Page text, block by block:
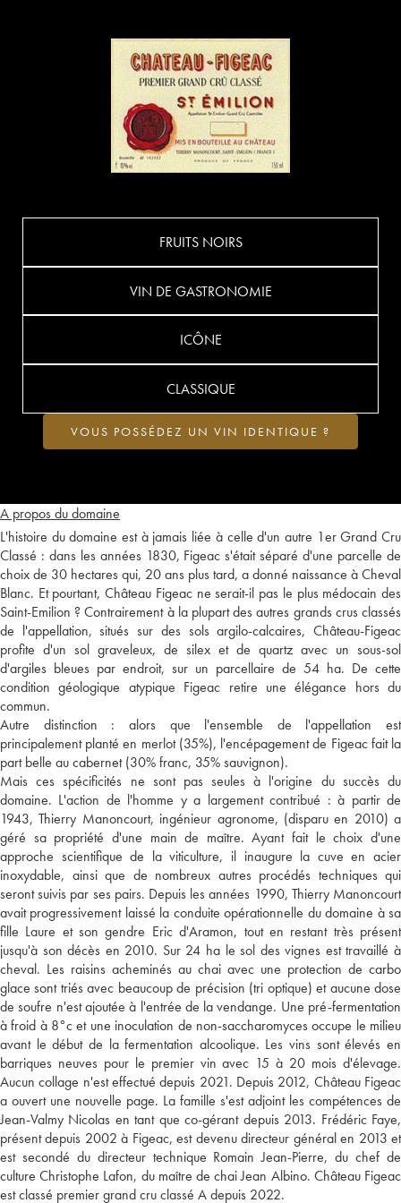
A propos du domaine
L'histoire du domaine est à jamais liée à celle d'un autre 1er Grand Cru
Classé : dans les années 1830, Figeac s'était séparé d'une parcelle de
choix de 30 hectares qui, 20 ans plus tard, a donné naissance à Cheval
Blanc. Et pourtant, Château Figeac ne serait-il pas le plus médocain des
Saint-Emilion ? Contrairement à la plupart des autres grands crus classés
de l'appellation, situés sur des sols argilo-calcaires, Château-Figeac
profite d'un sol graveleux, de silex et de quartz avec un sous-sol
d'argiles bleues par endroit, sur un parcellaire de 54 ha. De cette
condition géologique atypique Figeac retire une élégance hors du
commun.
Autre distinction : alors que l'ensemble de l'appellation est
principalement planté en merlot (35%), l'encépagement de Figeac fait la
part belle au cabernet (30% franc, 35% sauvignon).
Mais ces spécificités ne sont pas seules à l'origine du succès du
domaine. L'action de l'homme y a largement contribué : à partir de
1943, Thierry Manoncourt, ingénieur agronome, (disparu en 2010) a
géré sa propriété d'une main de maître. Ayant fait le choix d'une
approche scientifique de la viticulture, il inaugure la cuve en acier
inoxydable, ainsi que de nombreux autres procédés techniques qui
seront suivis par ses pairs. Depuis les années 1990, Thierry Manoncourt
avait progressivement laissé la conduite opérationnelle du domaine à sa
fille Laure et son gendre Eric d'Aramon, tout en restant très présent
jusqu'à son décès en 2010. Sur 24 ha le sol des vignes est travaillé à
cheval. Les raisins acheminés au chai avec une protection de carbo
glace sont triés avec beaucoup de précision (tri optique) et aucune dose
de soufre n'est ajoutée à l'entrée de la vendange. Une pré-fermentation
à froid à 8°c et une inoculation de non-saccharomyces occupe le milieu
avant le début de la fermentation alcoolique. Les vins sont élevés en
barriques neuves pour le premier vin avec 15 à 20 mois d'élevage.
Aucun collage n'est effectué depuis 2021. Depuis 2012, Château Figeac
a ouvert une nouvelle page. La famille s'est adjoint les compétences de
Jean-Valmy Nicolas en tant que co-gérant depuis 2013. Frédéric Faye,
présent depuis 2002 à Figeac, est devenu directeur général en 2013 et
est secondé du directeur technique Romain Jean-Pierre, du chef de
culture Christophe Lafon, du maître de chai Jean Albino. Château Figeac
est classé premier grand cru classé A depuis 2022.
FRUITS NOIRS
VIN DE GASTRONOMIE
ICÔNE
CLASSIQUE
VOUS POSSÉDEZ UN VIN IDENTIQUE ?